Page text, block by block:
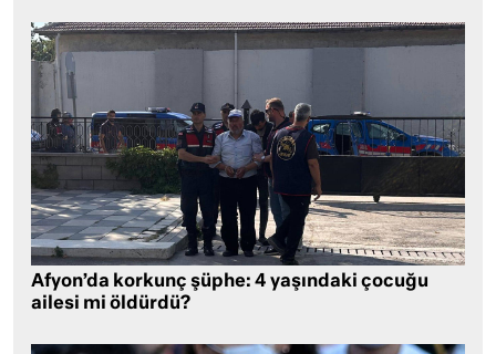
Afyon’da korkunç şüphe: 4 yaşındaki çocuğu
ailesi mi öldürdü?